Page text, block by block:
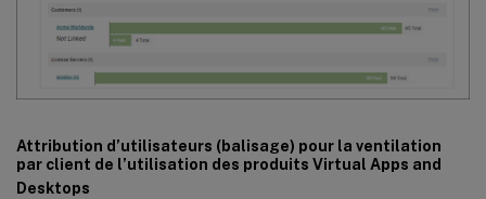
Attribution d’utilisateurs (balisage) pour la ventilation
par client de l’utilisation des produits Virtual Apps and
Desktops